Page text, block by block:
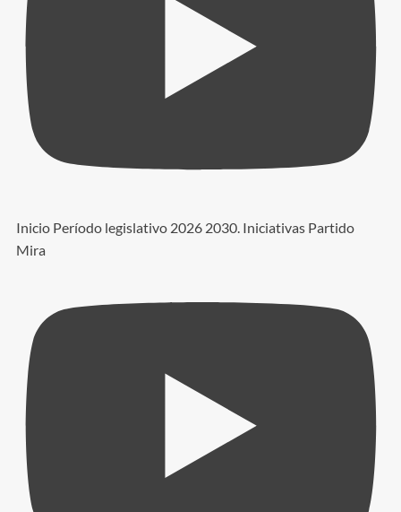
Inicio Período legislativo 2026 2030. Iniciativas Partido
Mira